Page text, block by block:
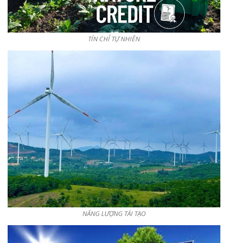
TÍN CHỈ TỰ NHIÊN
NĂNG LƯỢNG TÁI TẠO